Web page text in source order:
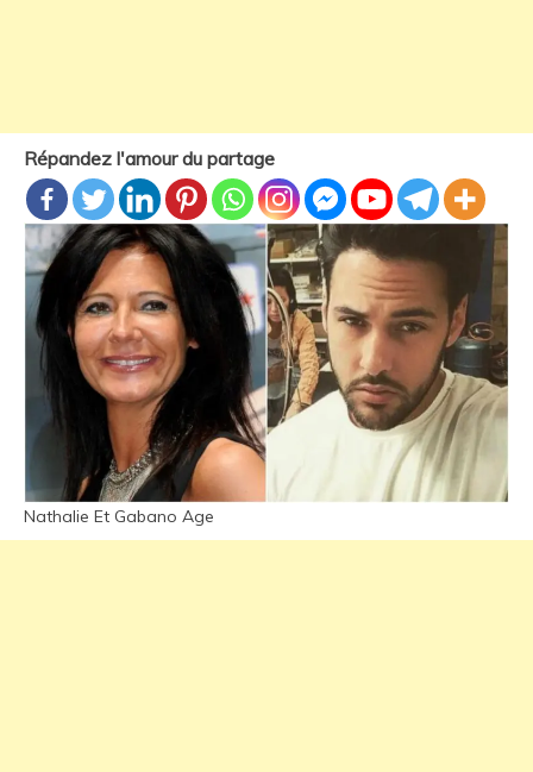
Répandez l'amour du partage
Nathalie Et Gabano Age